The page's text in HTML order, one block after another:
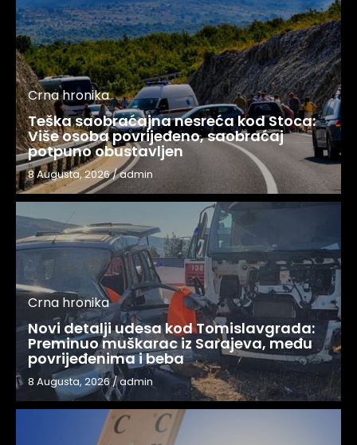
Crna hronika
Teška saobraćajna nesreća kod Stoca:
Više osoba povrijeđeno, saobraćaj
potpuno obustavljen
8 Augusta, 2026/admin
Crna hronika
Novi detalji udesa kod Tomislavgrada:
Preminuo muškarac iz Sarajeva, među
povrijeđenima i beba
8 Augusta, 2026/admin